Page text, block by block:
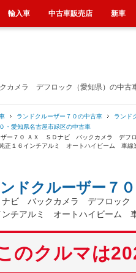
カメラ デフロック（愛知県）の中古
ランドクルーザー７０の中古車
ランド
・愛知県名古屋市緑区の中古車
ザー７０ ＡＸ ＳＤナビ バックカメラ デ
正１６インチアルミ オートハイビーム 車線
ドクルーザー７０
ビ バックカメラ デフロッ
ンチアルミ オートハイビーム 車
のクルマは
輸入車 中古車販売店 新車